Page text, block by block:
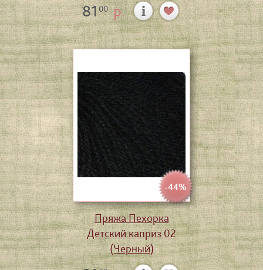
8100р.
-44%
Пряжа Пехорка
Детский каприз 02
(Черный)